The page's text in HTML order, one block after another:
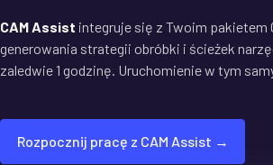
CAM Assist integruje się z Twoim pakietem
generowania strategii obróbki i ścieżek
zaledwie 1 godzinę. Uruchomienie w tym
Rozpocznij pracę z CAM Assist →